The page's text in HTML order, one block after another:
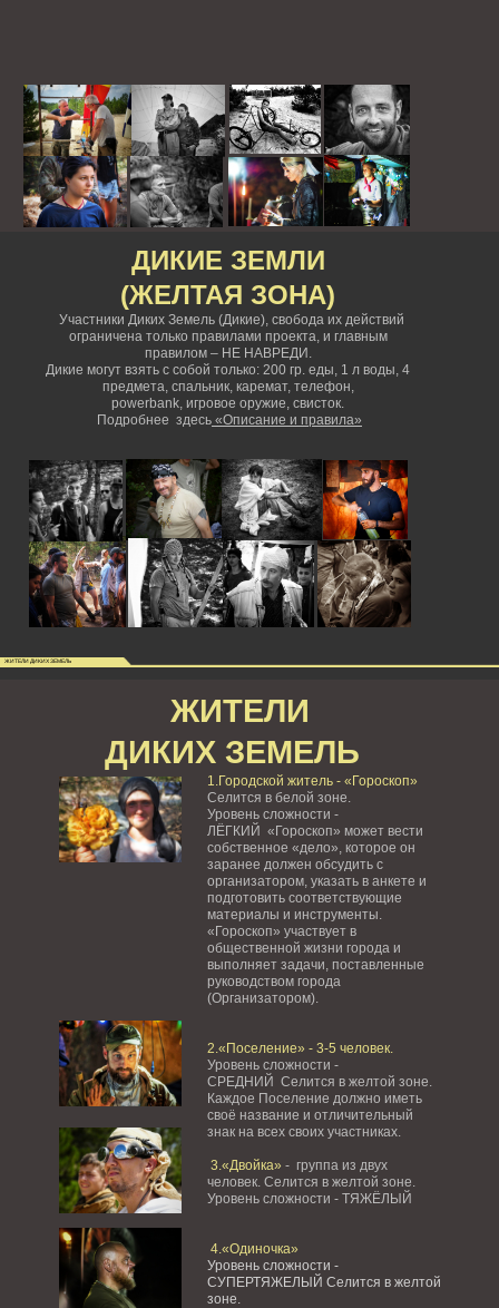
ДИКИЕ ЗЕМЛИ
(ЖЕЛТАЯ ЗОНА)
Участники Диких Земель (Дикие), свобода их действий
ограничена только правилами проекта, и главным
правилом – НЕ НАВРЕДИ.
Дикие могут взять с собой только: 200 гр. еды, 1 л воды, 4
предмета, спальник, каремат, телефон,
powerbank, игровое оружие, свисток.
Подробнее здесь «Описание и правила»
ЖИТЕЛИ ДИКИХ ЗЕМЕЛЬ
ЖИТЕЛИ
ДИКИХ ЗЕМЕЛЬ
1.Городской житель - «Гороскоп»
Селится в белой зоне.
Уровень сложности -
ЛЁГКИЙ «Гороскоп» может вести
собственное «дело», которое он
заранее должен обсудить с
организатором, указать в анкете и
подготовить соответствующие
материалы и инструменты.
«Гороскоп» участвует в
общественной жизни города и
выполняет задачи, поставленные
руководством города
(Организатором).
2.«Поселение» - 3-5 человек.
Уровень сложности -
СРЕДНИЙ Селится в желтой зоне.
Каждое Поселение должно иметь
своё название и отличительный
знак на всех своих участниках.
3.«Двойка» - группа из двух
человек. Селится в желтой зоне.
Уровень сложности - ТЯЖЁЛЫЙ
4.«Одиночка»
Уровень сложности -
СУПЕРТЯЖЕЛЫЙ Селится в желтой
зоне.